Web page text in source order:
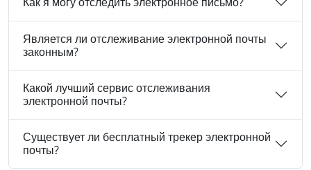
Является ли отслеживание электронной почты
законным?
Какой лучший сервис отслеживания
электронной почты?
Существует ли бесплатный трекер электронной
почты?